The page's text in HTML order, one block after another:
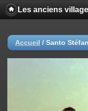
Les anciens
Accueil / Santo